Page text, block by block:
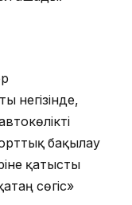
негізінде,
бақылау
қатысты
сөгіс»